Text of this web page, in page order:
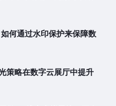
何通过水印保护来保障数
策略在数字云展厅中提升